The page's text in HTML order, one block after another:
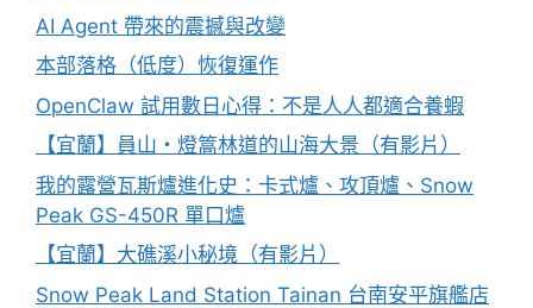
AI Agent 帶來的震撼與改變
本部落格（低度）恢復運作
OpenClaw 試用數日心得：不是人人都適合養蝦
【宜蘭】員山・燈篙林道的山海大景（有影片）
我的露營瓦斯爐進化史：卡式爐、攻頂爐、Snow
Peak GS-450R 單口爐
【宜蘭】大礁溪小秘境（有影片）
Snow Peak Land Station Tainan 台南安平旗艦店